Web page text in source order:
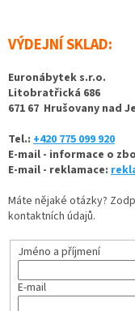
VÝDEJNÍ SKLAD:
Euronábytek s.r.o.
Litobratřická 686
671 67 Hrušovany nad
Tel.: +420 775 099 920
E-mail - informace o
E-mail - reklamace:
Máte nějaké otázky?
kontaktních údajů.
Jméno a příjmení
E-mail